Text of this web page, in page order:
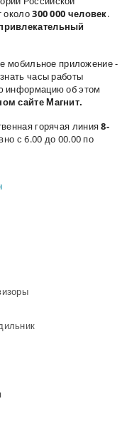
около300 000 человек.
мобильное приложение -
часы работы
информацию об этом
сайте Магнит.
горячая линия8-
с 6.00 до 00.00 по